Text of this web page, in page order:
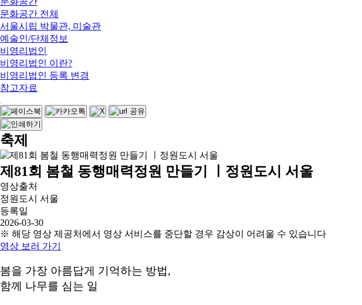
문화공간 전체
서울시립 박물관, 미술관
예술인/단체정보
비영리법인
비영리법인 이란?
비영리법인 등록 변경
참고자료
축제
제81회 봄철 동행매력정원 만들기 ㅣ정원도시 서울
영상출처
정원도시 서울
등록일
2026-03-30
※ 해당 영상 제공처에서 영상 서비스를 중단할 경우 감상이 어려울 수 있습니다
영상 보러 가기
봄을 가장 아름답게 기억하는 방법,
함께 나무를 심는 일